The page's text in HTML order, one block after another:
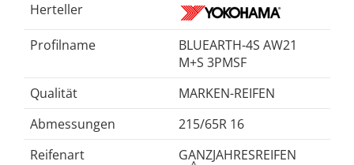
Herteller
Profilname
BLUEARTH-4S AW21
M+S 3PMSF
Qualität
MARKEN-REIFEN
Abmessungen
215/65R 16
Reifenart
GANZJAHRESREIFEN